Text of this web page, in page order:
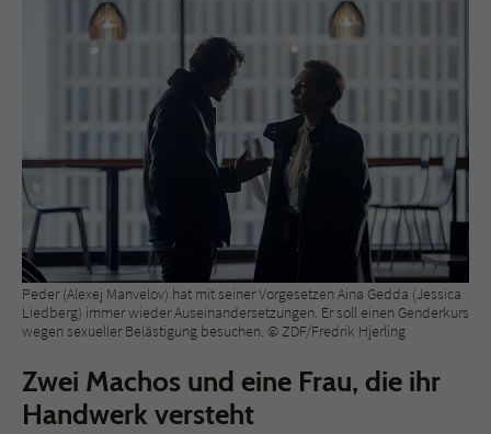
Peder (Alexej Manvelov) hat mit seiner Vorgesetzen Aina Gedda (Jessica
Liedberg) immer wieder Auseinandersetzungen. Er soll einen Genderkurs
wegen sexueller Belästigung besuchen. © ZDF/Fredrik Hjerling
Zwei Machos und eine Frau, die ihr
Handwerk versteht